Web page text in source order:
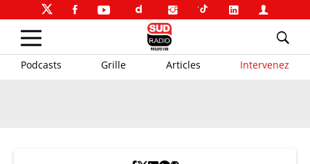
Podcasts Grille Articles Intervenez